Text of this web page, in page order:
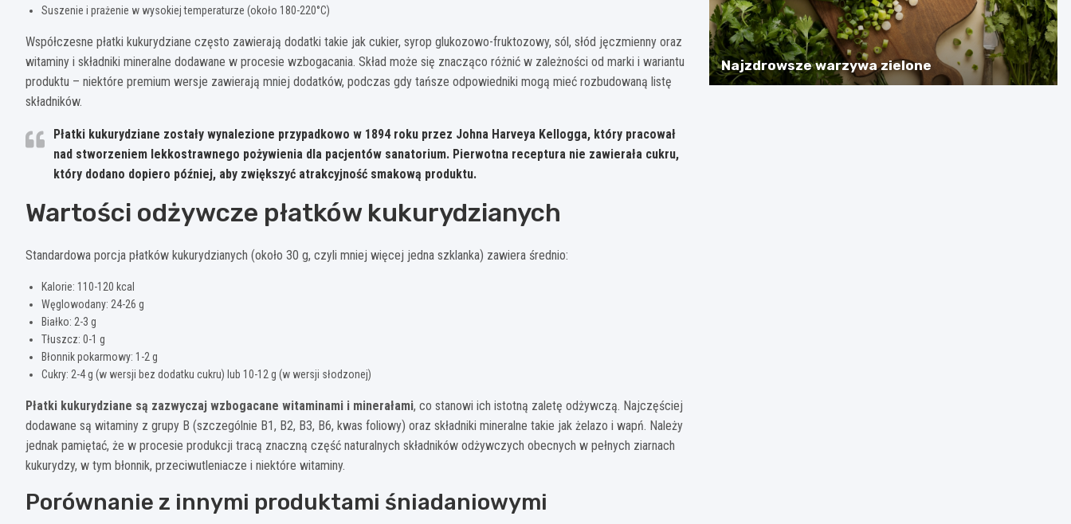
Suszenie i prażenie w wysokiej temperaturze (około 180-220°C)
Współczesne płatki kukurydziane często zawierają dodatki takie jak cukier, syrop glukozowo-fruktozowy, sól, słód jęczmienny oraz
witaminy i składniki mineralne dodawane w procesie wzbogacania. Skład może się znacząco różnić w zależności od marki i wariantu
produktu – niektóre premium wersje zawierają mniej dodatków, podczas gdy tańsze odpowiedniki mogą mieć rozbudowaną listę
składników.
Płatki kukurydziane zostały wynalezione przypadkowo w 1894 roku przez Johna Harveya Kellogga, który pracował
nad stworzeniem lekkostrawnego pożywienia dla pacjentów sanatorium. Pierwotna receptura nie zawierała cukru,
który dodano dopiero później, aby zwiększyć atrakcyjność smakową produktu.
Wartości odżywcze płatków kukurydzianych
Standardowa porcja płatków kukurydzianych (około 30 g, czyli mniej więcej jedna szklanka) zawiera średnio:
Kalorie: 110-120 kcal
Węglowodany: 24-26 g
Białko: 2-3 g
Tłuszcz: 0-1 g
Błonnik pokarmowy: 1-2 g
Cukry: 2-4 g (w wersji bez dodatku cukru) lub 10-12 g (w wersji słodzonej)
Płatki kukurydziane są zazwyczaj wzbogacane witaminami i minerałami, co stanowi ich istotną zaletę odżywczą. Najczęściej
dodawane są witaminy z grupy B (szczególnie B1, B2, B3, B6, kwas foliowy) oraz składniki mineralne takie jak żelazo i wapń. Należy
jednak pamiętać, że w procesie produkcji tracą znaczną część naturalnych składników odżywczych obecnych w pełnych ziarnach
kukurydzy, w tym błonnik, przeciwutleniacze i niektóre witaminy.
Porównanie z innymi produktami śniadaniowymi
Najzdrowsze warzywa zielone